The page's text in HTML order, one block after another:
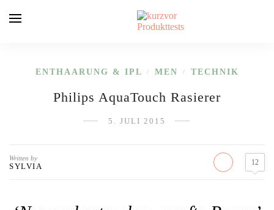
ENTHAARUNG & IPL / MEN / TECHNIK
Philips AquaTouch Rasierer
5. JULI 2015
Written by
SYLVIA 12